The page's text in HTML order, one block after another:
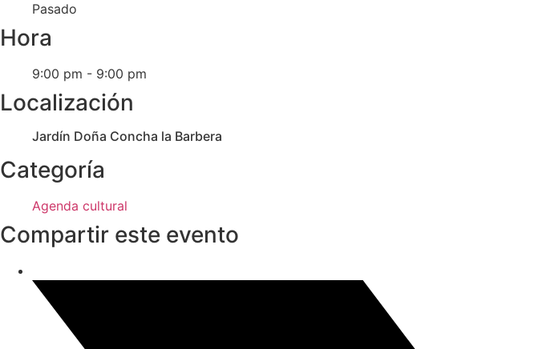
Pasado
Hora
9:00 pm - 9:00 pm
Localización
Jardín Doña Concha la Barbera
Categoría
Agenda cultural
Compartir este evento